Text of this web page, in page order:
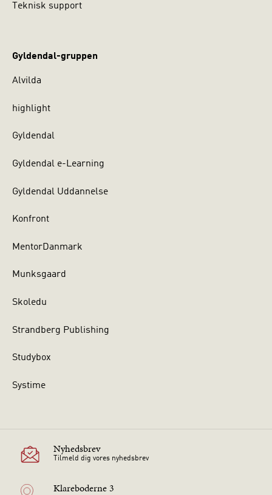
Teknisk support
Gyldendal-gruppen
Alvilda
highlight
Gyldendal
Gyldendal e-Learning
Gyldendal Uddannelse
Konfront
MentorDanmark
Munksgaard
Skoledu
Strandberg Publishing
Studybox
Systime
Nyhedsbrev
Tilmeld dig vores nyhedsbrev
Klareboderne 3